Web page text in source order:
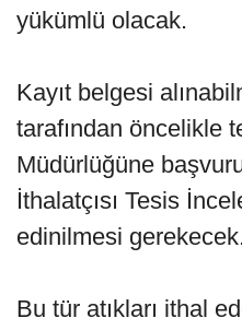
yükümlü olacak.
Kayıt belgesi
tarafından öncelikle
Müdürlüğüne
İthalatçısı Tesis
edinilmesi
Bu tür atıkları ithal